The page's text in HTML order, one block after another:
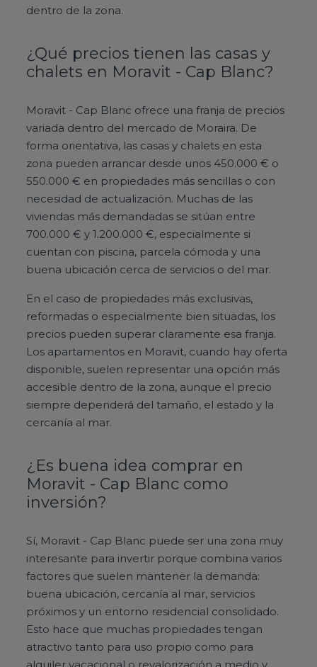
dentro de la zona.
¿Qué precios tienen las casas y
chalets en Moravit - Cap Blanc?
Moravit - Cap Blanc ofrece una franja de precios
variada dentro del mercado de Moraira. De
forma orientativa, las casas y chalets en esta
zona pueden arrancar desde unos 450.000 € o
550.000 € en propiedades más sencillas o con
necesidad de actualización. Muchas de las
viviendas más demandadas se sitúan entre
700.000 € y 1.200.000 €, especialmente si
cuentan con piscina, parcela cómoda y una
buena ubicación cerca de servicios o del mar.
En el caso de propiedades más exclusivas,
reformadas o especialmente bien situadas, los
precios pueden superar claramente esa franja.
Los apartamentos en Moravit, cuando hay oferta
disponible, suelen representar una opción más
accesible dentro de la zona, aunque el precio
siempre dependerá del tamaño, el estado y la
cercanía al mar.
¿Es buena idea comprar en
Moravit - Cap Blanc como
inversión?
Sí, Moravit - Cap Blanc puede ser una zona muy
interesante para invertir porque combina varios
factores que suelen mantener la demanda:
buena ubicación, cercanía al mar, servicios
próximos y un entorno residencial consolidado.
Esto hace que muchas propiedades tengan
atractivo tanto para uso propio como para